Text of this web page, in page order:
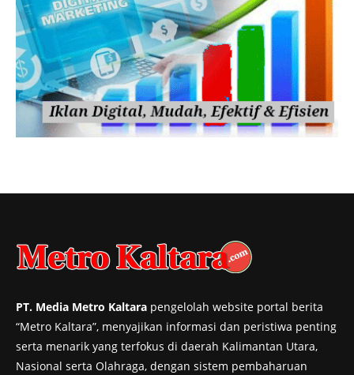
PT. Media Metro Kaltara pengelolah website portal berita
“Metro Kaltara”, menyajikan informasi dan peristiwa penting
serta menarik yang terfokus di daerah Kalimantan Utara,
Nasional serta Olahraga, dengan sistem pembaharuan